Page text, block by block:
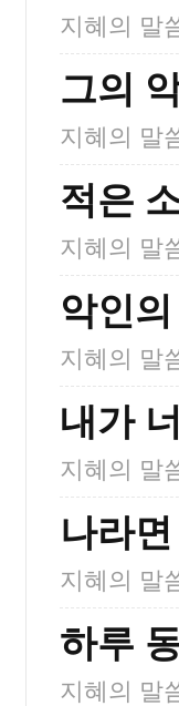
지혜의 말
그의
지혜의 말
적은
지혜의 말
악인
지혜의 말
내가
지혜의 말
나라면
지혜의 말
하루
지혜의 말